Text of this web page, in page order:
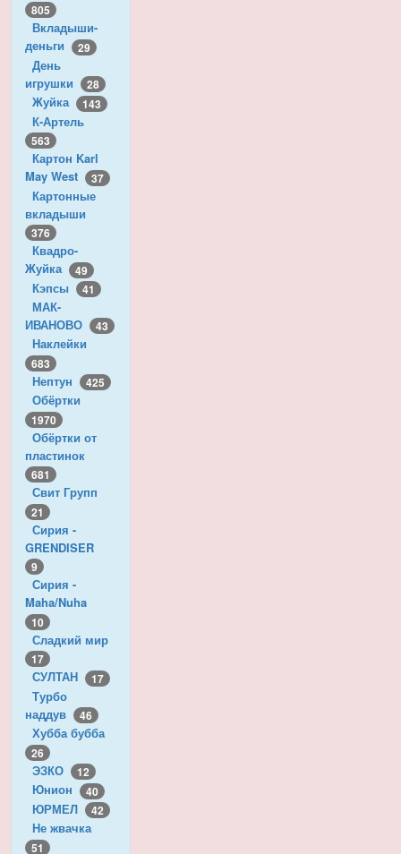
805
Вкладыши-
деньги
29
День
игрушки
28
Жуйка 143
К-Артель
563
Картон Karl
May West
37
Картонные
вкладыши
376
Квадро-
Жуйка
49
Кэпсы 41
МАК-
ИВАНОВО
43
Наклейки
683
Нептун 425
Обёртки
1970
Обёртки от
пластинок
681
Свит Групп
21
Сирия -
GRENDISER
9
Сирия -
Maha/Nuha
10
Сладкий мир
17
СУЛТАН 17
Турбо
наддув
46
Хубба бубба
26
ЭЗКО 12
Юнион 40
ЮРМЕЛ 42
Не жвачка
51